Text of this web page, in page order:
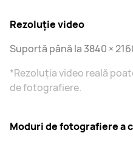
Rezoluție video
Suportă până la 3840 ×
*Rezoluția video reală
de fotografiere.
Moduri de fotografiere a